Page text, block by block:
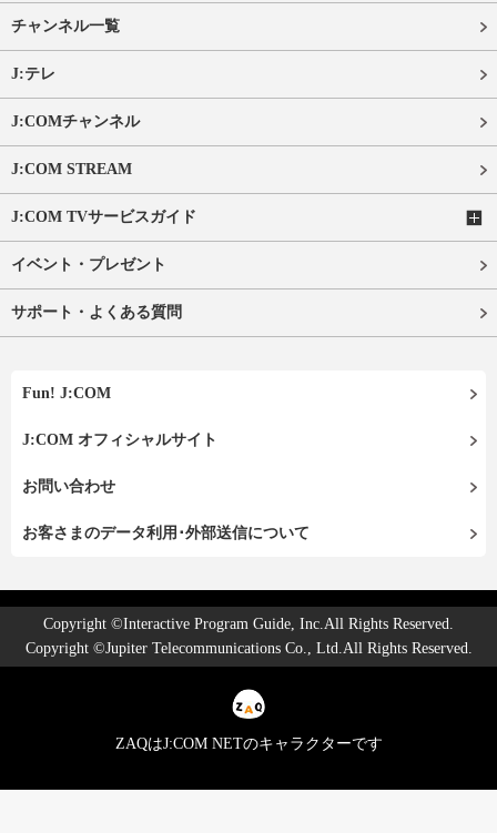
チャンネル一覧
J:テレ
J:COMチャンネル
J:COM STREAM
J:COM TVサービスガイド
イベント・プレゼント
サポート・よくある質問
Fun! J:COM
J:COM オフィシャルサイト
お問い合わせ
お客さまのデータ利用･外部送信について
Copyright ©Interactive Program Guide, Inc.All Rights Reserved.
Copyright ©Jupiter Telecommunications Co., Ltd.All Rights Reserved.
ZAQはJ:COM NETのキャラクターです